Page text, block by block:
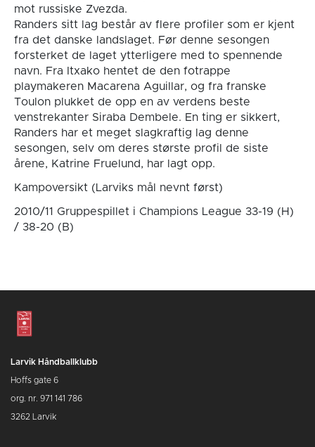
mot russiske Zvezda.
Randers sitt lag består av flere profiler som er kjent
fra det danske landslaget. Før denne sesongen
forsterket de laget ytterligere med to spennende
navn. Fra Itxako hentet de den fotrappe
playmakeren Macarena Aguillar, og fra franske
Toulon plukket de opp en av verdens beste
venstrekanter Siraba Dembele. En ting er sikkert,
Randers har et meget slagkraftig lag denne
sesongen, selv om deres største profil de siste
årene, Katrine Fruelund, har lagt opp.
Kampoversikt (Larviks mål nevnt først)
2010/11 Gruppespillet i Champions League 33-19 (H)
/ 38-20 (B)
Larvik Håndballklubb
Hoffs gate 6
org. nr. 971 141 786
3262 Larvik